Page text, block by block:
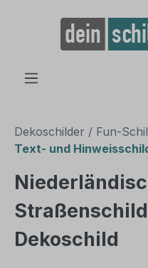
springen
Dekoschilder / Fun-
Text- und
Dekoschild